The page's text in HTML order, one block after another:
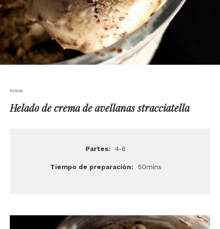
Inicio
Helado de crema de avellanas stracciatella
Partes: 4-6
Tiempo de preparación: 50mins